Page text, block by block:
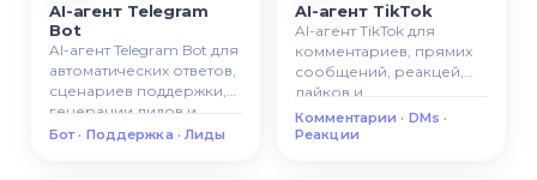
AI-агент Telegram
Bot
AI-агент Telegram Bot для
автоматических ответов,
сценариев поддержки,
генерации лидов и
умной Telegram-
Бот · Поддержка · Лиды
AI-агент TikTok
AI-агент TikTok для
комментариев, прямих
сообщений, реакцей,
лайков и
автоматизированной
коммуникации в TikTok.
Комментарии · DMs ·
Реакции